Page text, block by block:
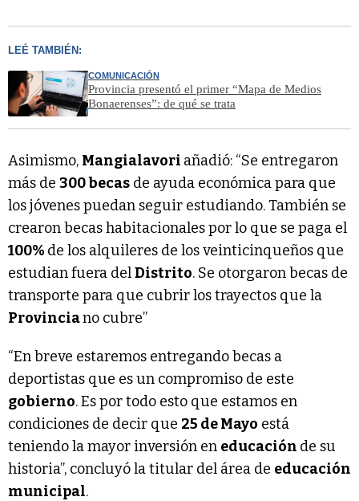
LEÉ TAMBIÉN:
COMUNICACIÓN
Provincia presentó el primer “Mapa de Medios
Bonaerenses”: de qué se trata
Asimismo, Mangialavori añadió: “Se entregaron
más de 300 becas de ayuda económica para que
los jóvenes puedan seguir estudiando. También se
crearon becas habitacionales por lo que se paga el
100% de los alquileres de los veinticinqueños que
estudian fuera delDistrito. Se otorgaron becas de
transporte para que cubrir los trayectos que la
Provinciano cubre”
“En breve estaremos entregando becas a
deportistas que es un compromiso de este
gobierno. Es por todo esto que estamos en
condiciones de decir que 25 de Mayo está
teniendo la mayor inversión en educación de su
historia”, concluyó la titular del área de educación
municipal.